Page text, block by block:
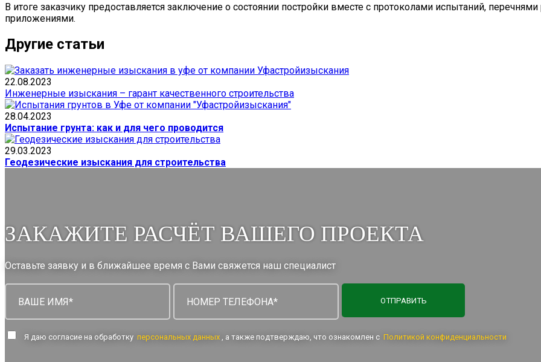
В итоге заказчику предоставляется заключение о состоянии постройки вместе с протоколами испытаний,
приложениями.
Другие статьи
22.08.2023
Инженерные изыскания – гарант качественного строительства
28.04.2023
Испытание грунта: как и для чего проводится
29.03.2023
Геодезические изыскания для строительства
ЗАКАЖИТЕ РАСЧЁТ ВАШЕГО ПРОЕКТА
Оставьте заявку и в ближайшее время с Вами свяжется наш специалист
ОТПРАВИТЬ
Я даю согласие на обработку персональных данных , а также подтверждаю, что ознакомлен с Политикой конфиденциальности